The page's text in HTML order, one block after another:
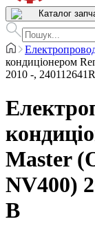
Каталог
кондиціонером
2010 -,
Master
NV400)
В